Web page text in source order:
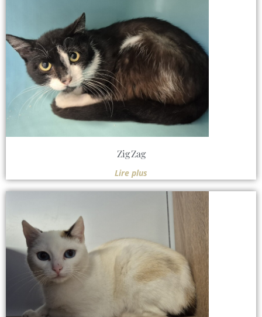
Zig Zag
Lire plus